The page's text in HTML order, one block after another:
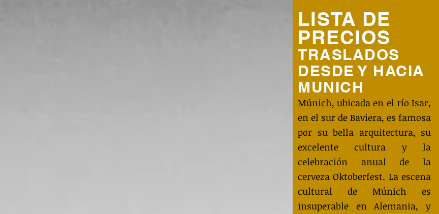
LISTA DE
PRECIOS
TRASLADOS
DESDE Y HACIA
MUNICH
Múnich, ubicada en el río Isar,
en el sur de Baviera, es famosa
por su bella arquitectura, su
excelente cultura y la
celebración anual de la
cerveza Oktoberfest. La escena
cultural de Múnich es
insuperable en Alemania, y